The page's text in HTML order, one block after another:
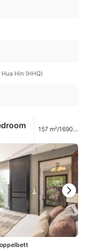
Hin (HHQ)
157 m²/1690